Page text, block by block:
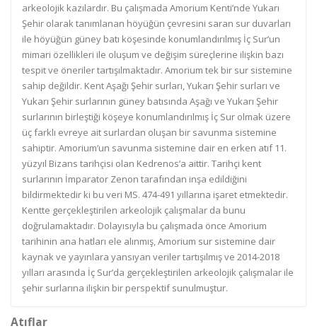
arkeolojik kazılardır. Bu çalışmada Amorium Kenti’nde Yukarı
Şehir olarak tanımlanan höyüğün çevresini saran sur duvarları
ile höyüğün güney batı köşesinde konumlandırılmış İç Sur’un
mimari özellikleri ile oluşum ve değişim süreçlerine ilişkin bazı
tespit ve öneriler tartışılmaktadır. Amorium tek bir sur sistemine
sahip değildir. Kent Aşağı Şehir surları, Yukarı Şehir surları ve
Yukarı Şehir surlarının güney batısında Aşağı ve Yukarı Şehir
surlarının birleştiği köşeye konumlandırılmış İç Sur olmak üzere
üç farklı evreye ait surlardan oluşan bir savunma sistemine
sahiptir. Amorium’un savunma sistemine dair en erken atıf 11.
yüzyıl Bizans tarihçisi olan Kedrenos’a aittir. Tarihçi kent
surlarının İmparator Zenon tarafından inşa edildiğini
bildirmektedir ki bu veri MS. 474-491 yıllarına işaret etmektedir.
Kentte gerçekleştirilen arkeolojik çalışmalar da bunu
doğrulamaktadır. Dolayısıyla bu çalışmada önce Amorium
tarihinin ana hatları ele alınmış, Amorium sur sistemine dair
kaynak ve yayınlara yansıyan veriler tartışılmış ve 2014-2018
yılları arasında İç Sur’da gerçekleştirilen arkeolojik çalışmalar ile
şehir surlarına ilişkin bir perspektif sunulmuştur.
Atıflar